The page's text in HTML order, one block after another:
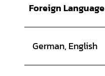
Foreign Language
German, English